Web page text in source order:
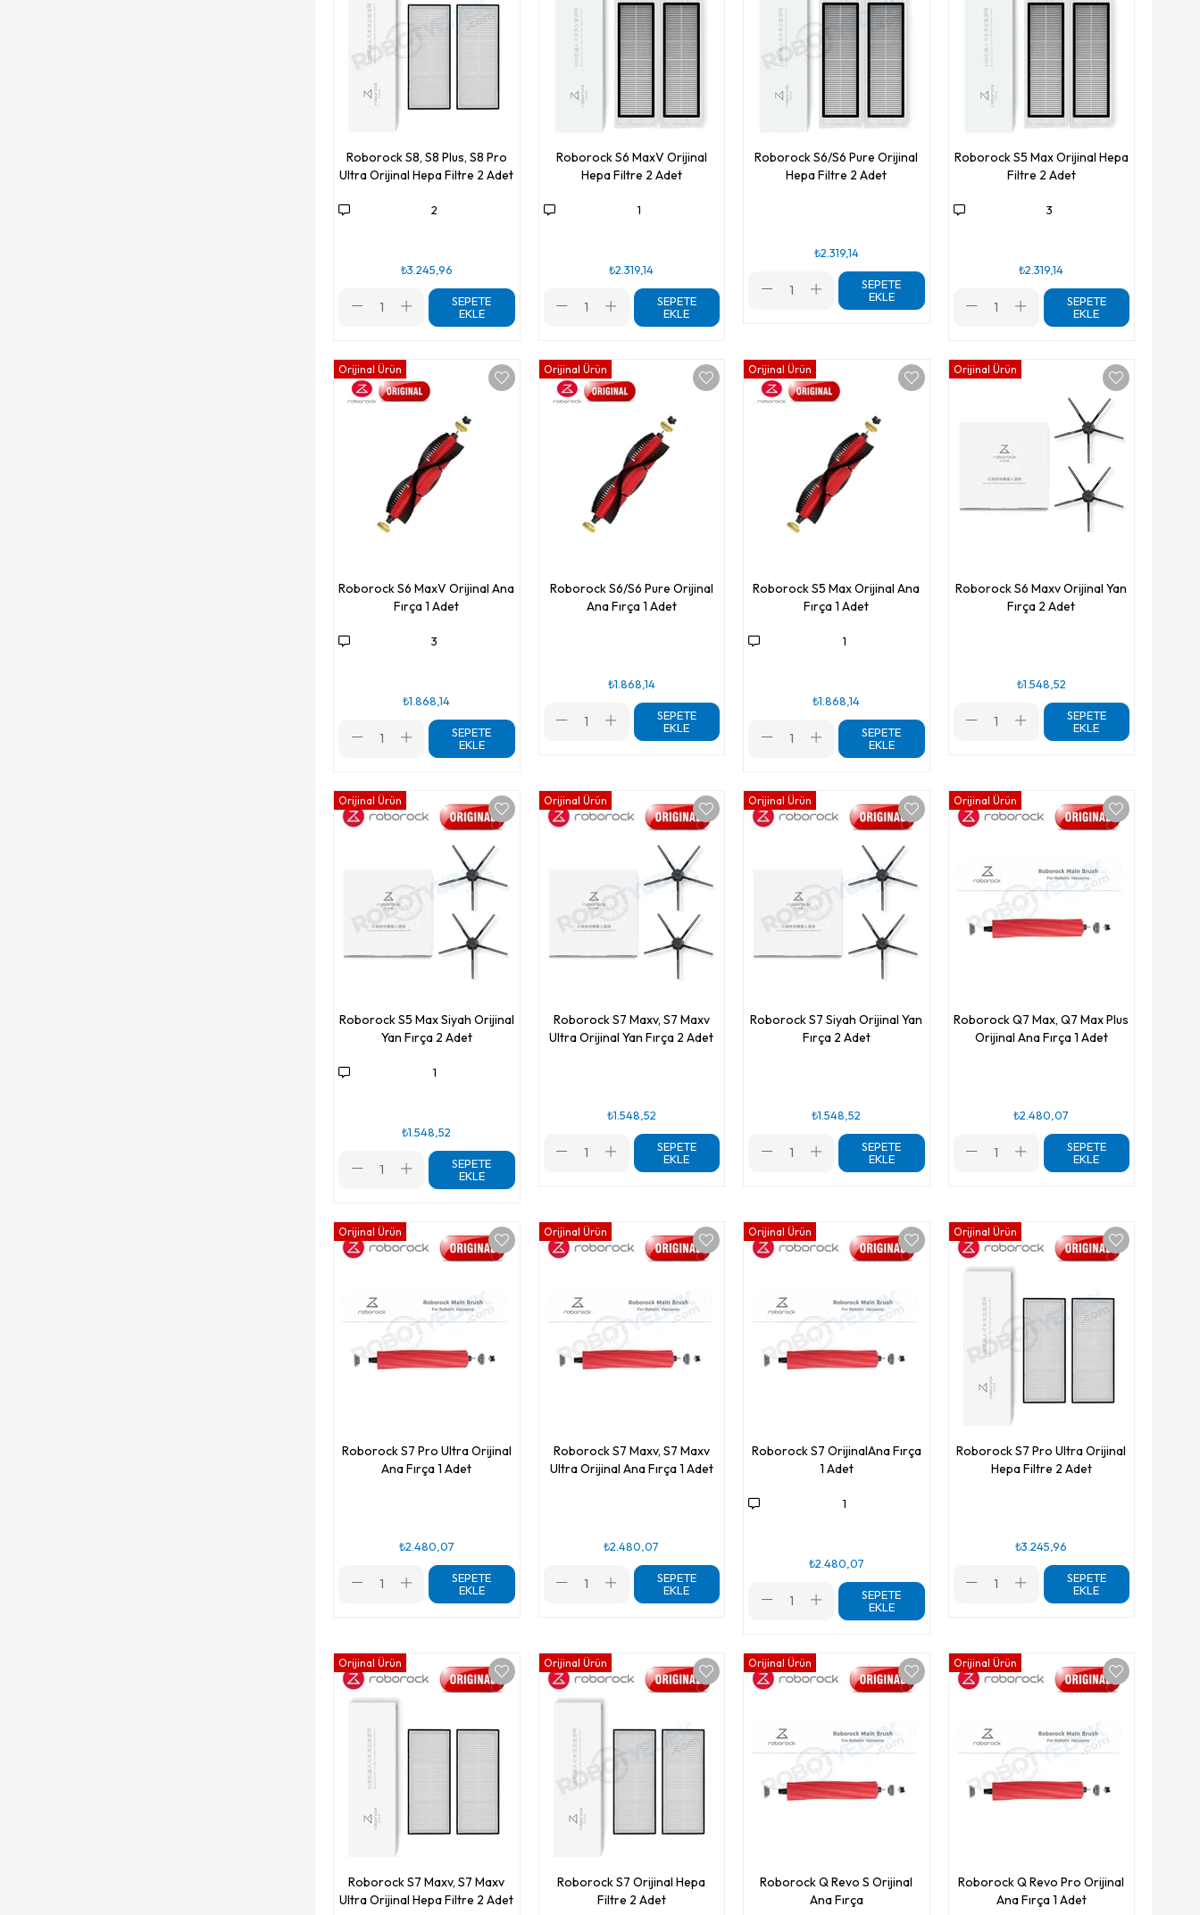
Roborock S8, S8 Plus, S8 Pro
Ultra Orijinal Hepa Filtre 2 Adet
2
₺3.245,96
SEPETE
EKLE
Roborock S6 MaxV Orijinal
Hepa Filtre 2 Adet
1
₺2.319,14
SEPETE
EKLE
Roborock S6/S6 Pure Orijinal
Hepa Filtre 2 Adet
₺2.319,14
SEPETE
EKLE
Roborock S5 Max Orijinal Hepa
Filtre 2 Adet
3
₺2.319,14
SEPETE
EKLE
Roborock S6 MaxV Orijinal Ana
Fırça 1 Adet
3
₺1.868,14
SEPETE
EKLE
Orijinal Ürün
Roborock S6/S6 Pure Orijinal
Ana Fırça 1 Adet
₺1.868,14
SEPETE
EKLE
Orijinal Ürün
Roborock S5 Max Orijinal Ana
Fırça 1 Adet
1
₺1.868,14
SEPETE
EKLE
Orijinal Ürün
Roborock S6 Maxv Orijinal Yan
Fırça 2 Adet
₺1.548,52
SEPETE
EKLE
Orijinal Ürün
Roborock S5 Max Siyah Orijinal
Yan Fırça 2 Adet
1
₺1.548,52
SEPETE
EKLE
Orijinal Ürün
Roborock S7 Maxv, S7 Maxv
Ultra Orijinal Yan Fırça 2 Adet
₺1.548,52
SEPETE
EKLE
Orijinal Ürün
Roborock S7 Siyah Orijinal Yan
Fırça 2 Adet
₺1.548,52
SEPETE
EKLE
Orijinal Ürün
Roborock Q7 Max, Q7 Max Plus
Orijinal Ana Fırça 1 Adet
₺2.480,07
SEPETE
EKLE
Orijinal Ürün
Roborock S7 Pro Ultra Orijinal
Ana Fırça 1 Adet
₺2.480,07
SEPETE
EKLE
Orijinal Ürün
Roborock S7 Maxv, S7 Maxv
Ultra Orijinal Ana Fırça 1 Adet
₺2.480,07
SEPETE
EKLE
Orijinal Ürün
Roborock S7 OrijinalAna Fırça
1 Adet
1
₺2.480,07
SEPETE
EKLE
Orijinal Ürün
Roborock S7 Pro Ultra Orijinal
Hepa Filtre 2 Adet
₺3.245,96
SEPETE
EKLE
Orijinal Ürün
Roborock S7 Maxv, S7 Maxv
Ultra Orijinal Hepa Filtre 2 Adet
Orijinal Ürün
Roborock S7 Orijinal Hepa
Filtre 2 Adet
Orijinal Ürün
Roborock Q Revo S Orijinal
Ana Fırça
Orijinal Ürün
Roborock Q Revo Pro Orijinal
Ana Fırça 1 Adet
Orijinal Ürün